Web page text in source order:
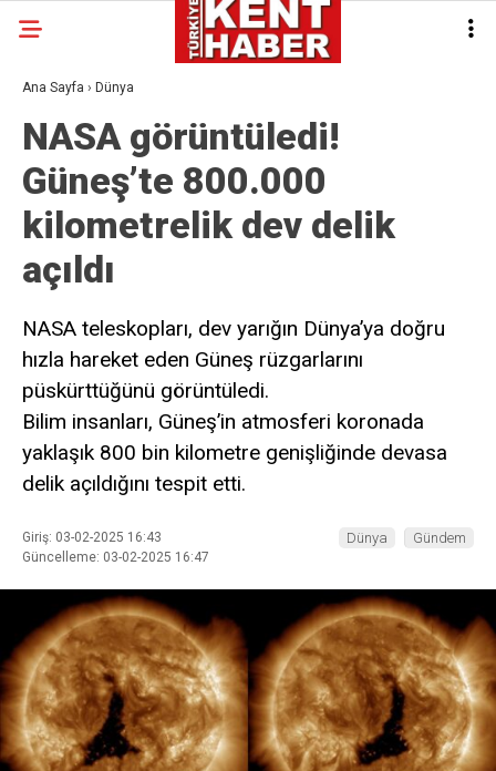
Ana Sayfa › Dünya
NASA görüntüledi!
Güneş’te 800.000
kilometrelik dev delik
açıldı
NASA teleskopları, dev yarığın Dünya’ya doğru
hızla hareket eden Güneş rüzgarlarını
püskürttüğünü görüntüledi.
Bilim insanları, Güneş’in atmosferi koronada
yaklaşık 800 bin kilometre genişliğinde devasa
delik açıldığını tespit etti.
Giriş: 03-02-2025 16:43
Güncelleme: 03-02-2025 16:47
Dünya Gündem